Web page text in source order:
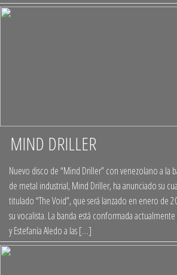
MIND DRILLER
Nuevo disco de “Mind Driller” con venezolano a la
de metal industrial, Mind Driller, ha anunciado su
titulado “The Void”, que será lanzado en enero de
su vocalista. La banda está conformada
y Estefanía Aledo a las […]
+